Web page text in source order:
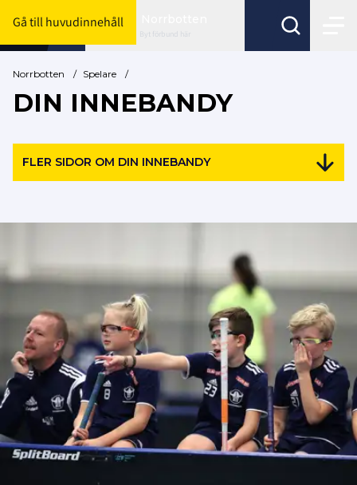
Gå till huvudinnehåll
Byt förbund här
Norrbotten / Spelare /
DIN INNEBANDY
FLER SIDOR OM DIN INNEBANDY